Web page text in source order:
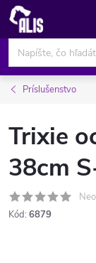
Prejsť
obsah
Príslušenstvo
Trixie
38cm
Kód: 6879